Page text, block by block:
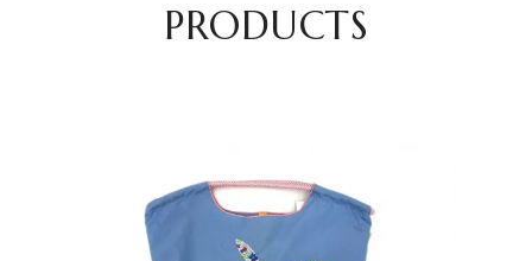
PRODUCTS